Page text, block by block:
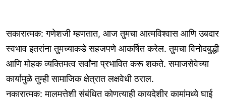
सकारात्मक: गणेशजी म्हणतात, आज तुमचा आत्मविश्वास आणि उबदार
स्वभाव इतरांना तुमच्याकडे सहजपणे आकर्षित करेल. तुमचा विनोदबुद्धी
आणि मोहक व्यक्तिमत्व सर्वांना प्रभावित करू शकते. समाजसेवेच्या
कार्यामुळे तुम्ही सामाजिक क्षेत्रात लक्षवेधी ठराल.
नकारात्मक: मालमत्तेशी संबंधित कोणत्याही कायदेशीर कामांमध्ये घाई